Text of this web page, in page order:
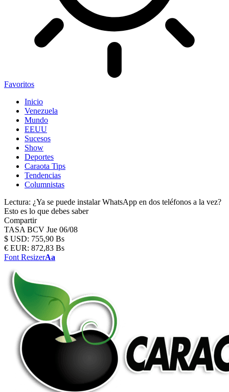
Favoritos
Inicio
Venezuela
Mundo
EEUU
Sucesos
Show
Deportes
Caraota Tips
Tendencias
Columnistas
Lectura: ¿Ya se puede instalar WhatsApp en dos teléfonos a la vez?
Esto es lo que debes saber
Compartir
TASA BCV Jue 06/08
$ USD: 755,90 Bs
€ EUR: 872,83 Bs
Font ResizerAa